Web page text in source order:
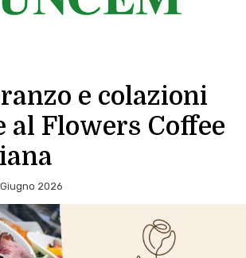
e colazioni
al Flowers Coffee
2026